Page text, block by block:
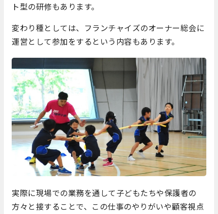
ト型の研修もあります。
変わり種としては、フランチャイズのオーナー総会に
運営として参加をするという内容もあります。
実際に現場での業務を通して子どもたちや保護者の
方々と接することで、この仕事のやりがいや顧客視点